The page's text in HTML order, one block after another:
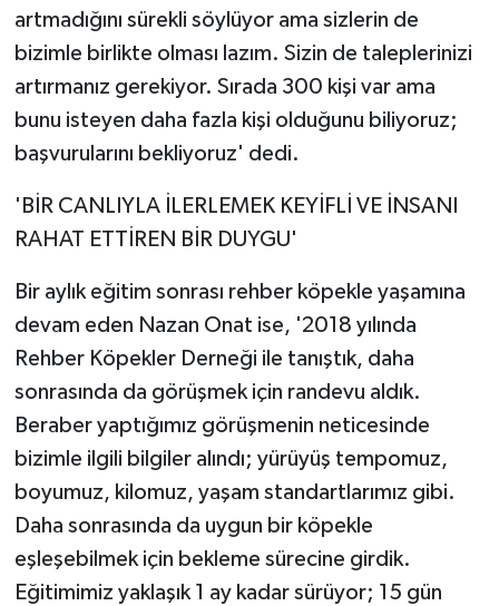
artmadığını sürekli söylüyor ama sizlerin de
bizimle birlikte olması lazım. Sizin de taleplerinizi
artırmanız gerekiyor. Sırada 300 kişi var ama
bunu isteyen daha fazla kişi olduğunu biliyoruz;
başvurularını bekliyoruz' dedi.
'BİR CANLIYLA İLERLEMEK KEYİFLİ VE İNSANI
RAHAT ETTİREN BİR DUYGU'
Bir aylık eğitim sonrası rehber köpekle yaşamına
devam eden Nazan Onat ise, '2018 yılında
Rehber Köpekler Derneği ile tanıştık, daha
sonrasında da görüşmek için randevu aldık.
Beraber yaptığımız görüşmenin neticesinde
bizimle ilgili bilgiler alındı; yürüyüş tempomuz,
boyumuz, kilomuz, yaşam standartlarımız gibi.
Daha sonrasında da uygun bir köpekle
eşleşebilmek için bekleme sürecine girdik.
Eğitimimiz yaklaşık 1 ay kadar sürüyor; 15 gün